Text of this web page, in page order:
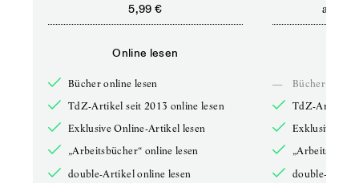
5,99 €
Online lesen
Bücher online lesen
TdZ-Artikel seit 2013 online lesen
Exklusive Online-Artikel lesen
„Arbeitsbücher“ online lesen
double-Artikel online lesen
ab
—
Bücher online
TdZ-Artikel
Exklusive
double-